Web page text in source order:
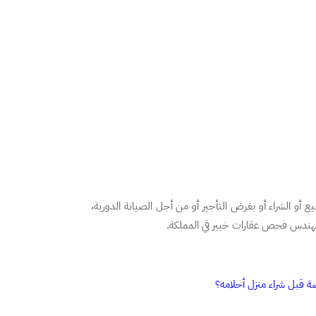
الشراء أو بغرض التأجير أو من أجل الصيانة الدورية،
فحص عقارات خبير في المملكة.
شراء منزل أحلامه؟